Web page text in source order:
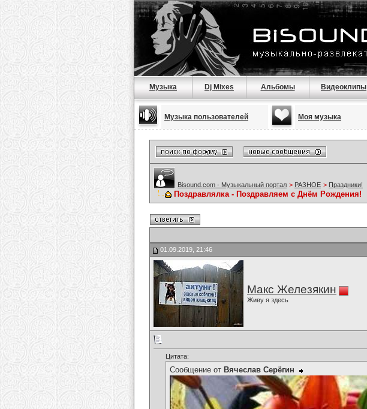
Музыка Dj Mixes Альбомы Видеоклипы
Музыка пользователей Моя музыка
Bisound.com - Музыкальный портал > РАЗНОЕ > Праздники!
Поздравлялка - Поздравляем с Днём Рождения!
01.09.2019, 21:46
Макс Железякин
Живу я здесь
Цитата:
Сообщение от Вячеслав Серёгин